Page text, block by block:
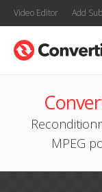
Video Editor Add
MPEG